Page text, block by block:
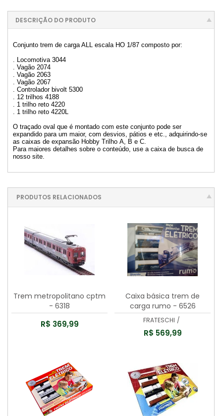
DESCRIÇÃO DO PRODUTO
Conjunto trem de carga ALL escala HO 1/87 composto por:
. Locomotiva 3044
. Vagão 2074
. Vagão 2063
. Vagão 2067
. Controlador bivolt 5300
. 12 trilhos 4188
. 1 trilho reto 4220
. 1 trilho reto 4220L
O traçado oval que é montado com este conjunto pode ser
expandido para um maior, com desvios, pátios e etc., adquirindo-se
as caixas de expansão Hobby Trilho A, B e C.
Para maiores detalhes sobre o conteúdo, use a caixa de busca de
nosso site.
PRODUTOS RELACIONADOS
Trem metropolitano cptm
- 6318
R$ 369,99
Caixa básica trem de
carga rumo - 6526
FRATESCHI /
R$ 569,99